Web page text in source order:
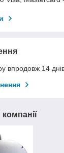
впродовж 14